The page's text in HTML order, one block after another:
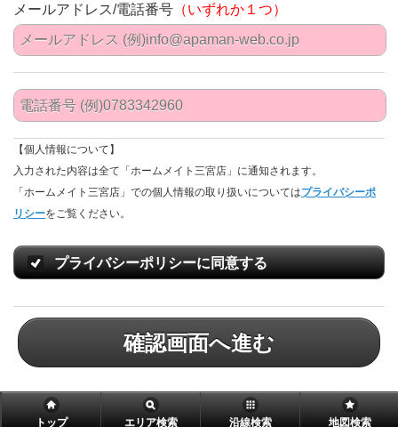
メールアドレス/電話番号 （いずれか１つ）
【個人情報について】
入力された内容は全て「ホームメイト三宮店」に通知されます。
「ホームメイト三宮店」での個人情報の取り扱いについてはプライバシーポ
リシーをご覧ください。
プライバシーポリシーに同意する
確認画面へ進む
トップ エリア検索 沿線検索 地図検索